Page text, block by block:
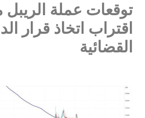
توقعات عملة الريبل
اقتراب اتخاذ قرار
القضائية